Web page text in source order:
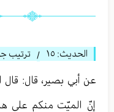
الحديث: ١٥ / ترتيب
عن أبي بصیر، قال: قال
إنّ الميّت منكم على